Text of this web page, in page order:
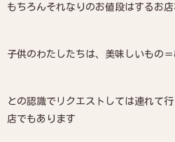
もちろんそれなりのお値段はするお
子供のわたしたちは、美味しいもの
との認識でリクエストしては連れて
店でもあります